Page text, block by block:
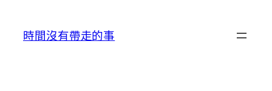
時間沒有帶走的事